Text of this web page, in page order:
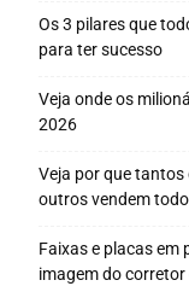
Os 3 pilares que
para ter sucesso
Veja onde os
2026
Veja por que
outros vendem
Faixas e placas em
imagem do corretor